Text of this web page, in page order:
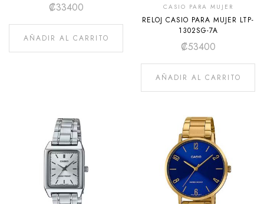
₡33400
AÑADIR AL CARRITO
CASIO PARA MUJER
RELOJ CASIO PARA MUJER LTP-
1302SG-7A
₡53400
AÑADIR AL CARRITO